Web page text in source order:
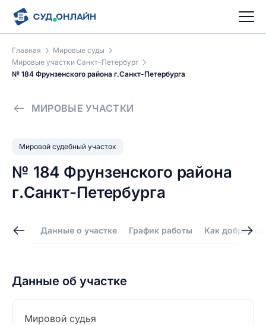
Главная
Мировые суды
Мировые участки Санкт-Петербург
№ 184 Фрунзенского района г.Санкт-Петербурга
МИРОВЫЕ УЧАСТКИ
Мировой судебный участок
№ 184 Фрунзенского района
г.Санкт-Петербурга
Данные о участке График работы Как добраться
Данные об участке
Мировой судья